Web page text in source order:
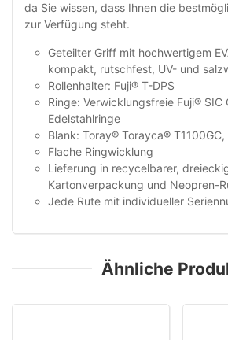
da Sie wissen, dass Ihnen die
zur Verfügung steht.
Geteilter Griff mit hochwertigem
kompakt, rutschfest, UV- und
Rollenhalter: Fuji® T-DPS
Ringe: Verwicklungsfreie Fuji® SIC
Edelstahlringe
Blank: Toray® Torayca®
Flache Ringwicklung
Lieferung in recycelbarer,
Kartonverpackung und Neopren-
Jede Rute mit individueller
Ähnliche